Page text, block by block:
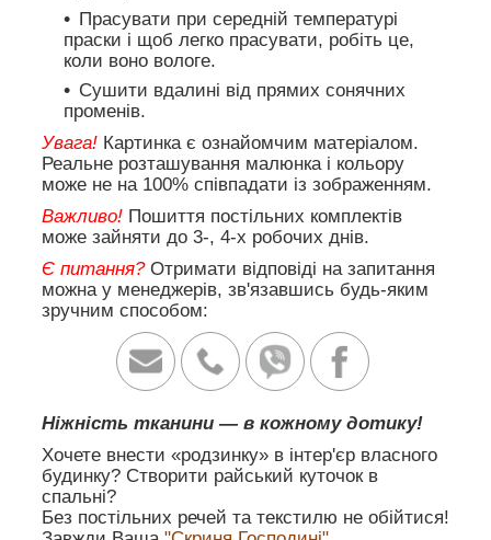
Прасувати при середній температурі
праски і щоб легко прасувати, робіть це,
коли воно вологе.
Сушити вдалині від прямих сонячних
променів.
Увага! Картинка є ознайомчим матеріалом.
Реальне розташування малюнка і кольору
може не на 100% співпадати із зображенням.
Важливо! Пошиття постільних комплектів
може зайняти до 3-, 4-х робочих днів.
Є питання? Отримати відповіді на запитання
можна у менеджерів, зв'язавшись будь-яким
зручним способом:
Ніжність тканини — в кожному дотику!
Хочете внести «родзинку» в інтер'єр власного
будинку? Створити райський куточок в
спальні?
Без постільних речей та текстилю не обійтися!